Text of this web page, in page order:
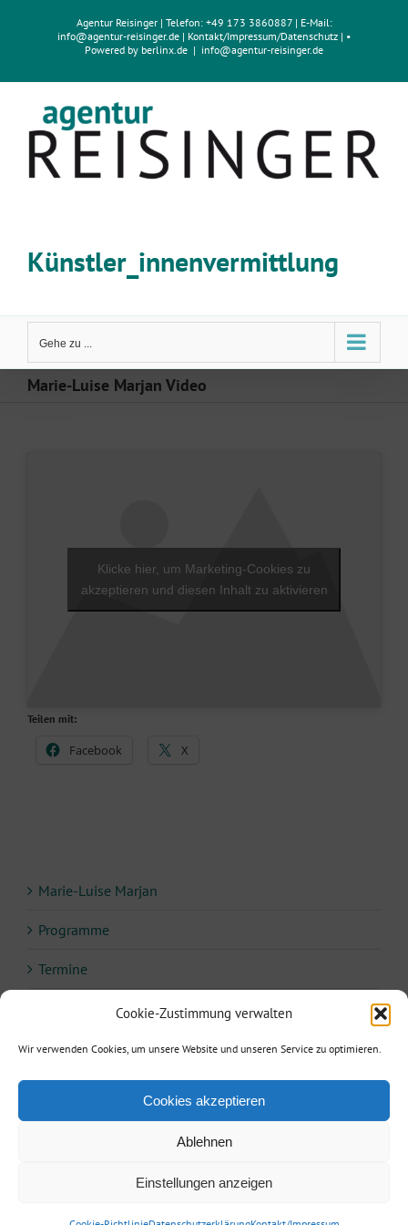
Cookie-Zustimmung verwalten
Wir verwenden Cookies, um unsere Website und unseren Service zu optimieren.
Cookies akzeptieren
Ablehnen
Einstellungen anzeigen
Agentur Reisinger| Telefon: +49 173 3860887 | E-Mail:
info@agentur-reisinger.de | Kontakt/Impressum/Datenschutz | •
Powered by berlinx.de | info@agentur-reisinger.de
Künstler_innenvermittlung
Gehe zu ...
Marie-Luise Marjan Video
Klicke hier, um Marketing-Cookies zu
akzeptieren und diesen Inhalt zu aktivieren
Teilen mit:
Facebook X
Marie-Luise Marjan
Programme
Termine
Kritiken
Kontakt/Impressum/Datenschutz| • Powered by